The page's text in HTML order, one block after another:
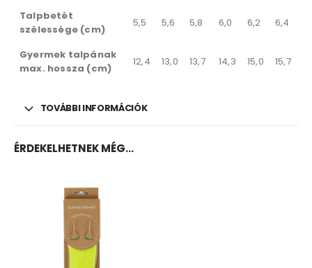
Talpbetét
szélessége (cm)
5,5 5,6 5,8 6,0 6,2 6,4
Gyermek talpának
max. hossza (cm)
12,4 13,0 13,7 14,3 15,0 15,7
TOVÁBBI INFORMÁCIÓK
ÉRDEKELHETNEK MÉG…